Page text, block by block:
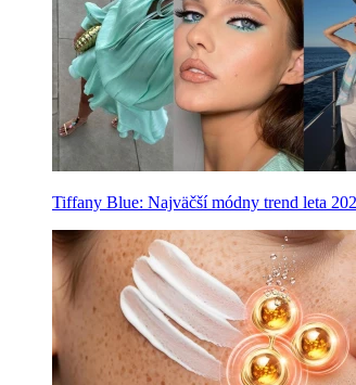
Tiffany Blue: Najväčší módny trend leta